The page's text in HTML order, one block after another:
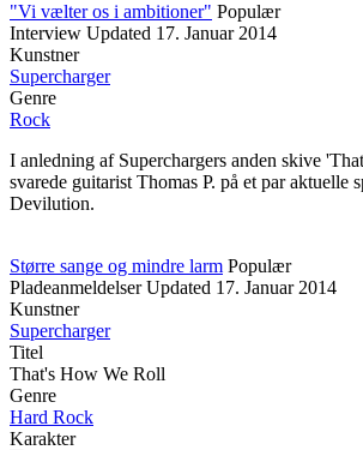
"Vi vælter os i ambitioner" Populær
Interview Updated 17. Januar 2014
Kunstner
Supercharger
Genre
Rock
I anledning af Superchargers anden skive
svarede guitarist Thomas P. på et par aktuelle
Devilution.
Større sange og mindre larm Populær
Pladeanmeldelser Updated 17. Januar 2014
Kunstner
Supercharger
Titel
That's How We Roll
Genre
Hard Rock
Karakter